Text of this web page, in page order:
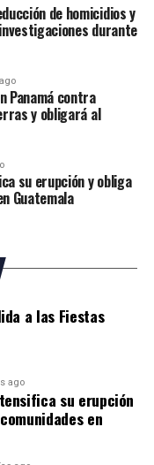
por el tribunal
legal para el
las diligencias
de homicidios y
durante
Panamá contra
y obligará al
su erupción y obliga
Guatemala
a las Fiestas
ago
su erupción
en